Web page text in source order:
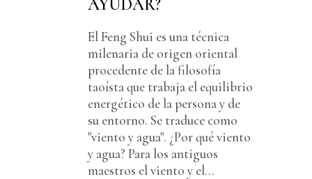
AYUDAR?
El Feng Shui es una técnica
milenaria de origen oriental
procedente de la filosofía
taoísta que trabaja el equilibrio
energético de la persona y de
su entorno. Se traduce como
"viento y agua". ¿Por qué viento
y agua? Para los antiguos
maestros el viento y el...